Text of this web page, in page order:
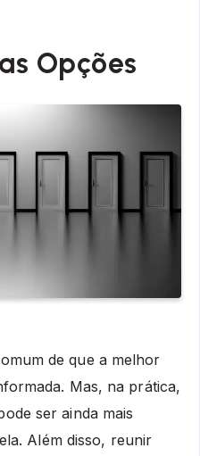
Opções
de que a melhor
Mas, na prática,
ser ainda mais
Além disso, reunir